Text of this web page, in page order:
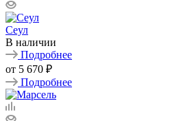
Сеул
В наличии
Подробнее
от 5 670 ₽
Подробнее